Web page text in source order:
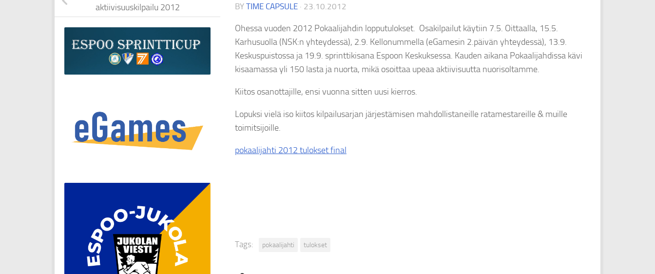
BY TIME CAPSULE · 23.10.2012
Ohessa vuoden 2012 Pokaalijahdin lopputulokset. Osakilpailut käytiin 7.5. Oittaalla, 15.5.
Karhusuolla (NSK:n yhteydessä), 2.9. Kellonummella (eGamesin 2.päivän yhteydessä), 13.9.
Keskuspuistossa ja 19.9. sprinttikisana Espoon Keskuksessa. Kauden aikana Pokaalijahdissa kävi
kisaamassa yli 150 lasta ja nuorta, mikä osoittaa upeaa aktiivisuutta nuorisoltamme.
Kiitos osanottajille, ensi vuonna sitten uusi kierros.
Lopuksi vielä iso kiitos kilpailusarjan järjestämisen mahdollistaneille ratamestareille & muille
toimitsijoille.
pokaalijahti 2012 tulokset final
Tags: pokaalijahti tulokset
aktiivisuuskilpailu 2012